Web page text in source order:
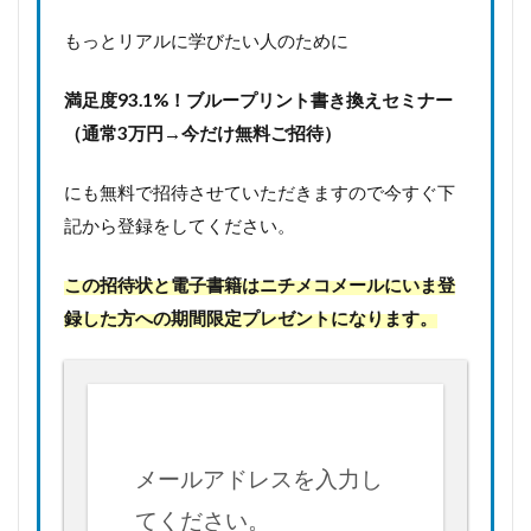
もっとリアルに学びたい人のために
満足度93.1%！ ブループリント書き換えセミナー
（通常3万円→今だけ無料ご招待）
にも無料で招待させていただきますので今すぐ下
記から登録をしてください。
この招待状と電子書籍はニチメコメールにいま登
録した方への期間限定プレゼントになります。
メールアドレスを入力し
てください。